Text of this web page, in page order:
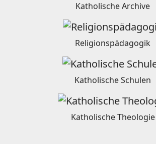
Katholische Archive
Religionspädagogik
Katholische Schulen
Katholische Theologie